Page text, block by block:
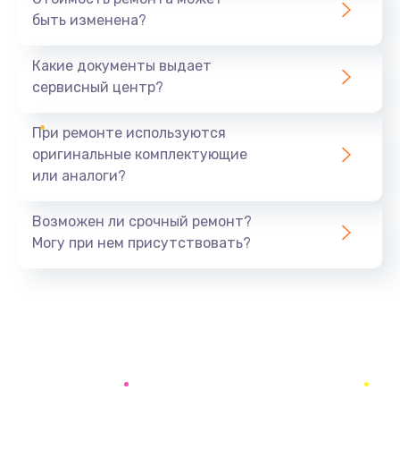
быть изменена?
Какие документы выдает
сервисный центр?
При ремонте используются
оригинальные комплектующие
или аналоги?
Возможен ли срочный ремонт?
Могу при нем присутствовать?